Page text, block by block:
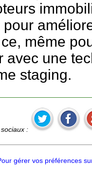
même
avec une
staging.
:
gérer vos préférences